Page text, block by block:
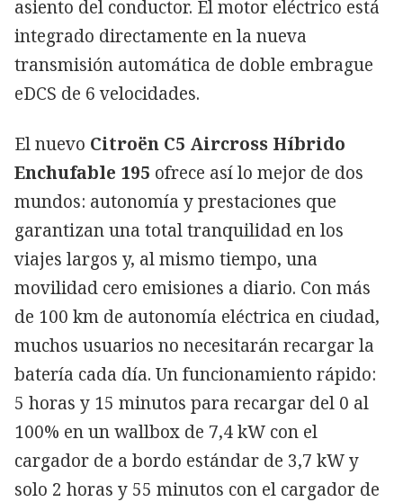
asiento del conductor. El motor eléctrico está
integrado directamente en la nueva
transmisión automática de doble embrague
eDCS de 6 velocidades.
El nuevo Citroën C5 Aircross Híbrido
Enchufable 195 ofrece así lo mejor de dos
mundos: autonomía y prestaciones que
garantizan una total tranquilidad en los
viajes largos y, al mismo tiempo, una
movilidad cero emisiones a diario. Con más
de 100 km de autonomía eléctrica en ciudad,
muchos usuarios no necesitarán recargar la
batería cada día. Un funcionamiento rápido:
5 horas y 15 minutos para recargar del 0 al
100% en un wallbox de 7,4 kW con el
cargador de a bordo estándar de 3,7 kW y
solo 2 horas y 55 minutos con el cargador de